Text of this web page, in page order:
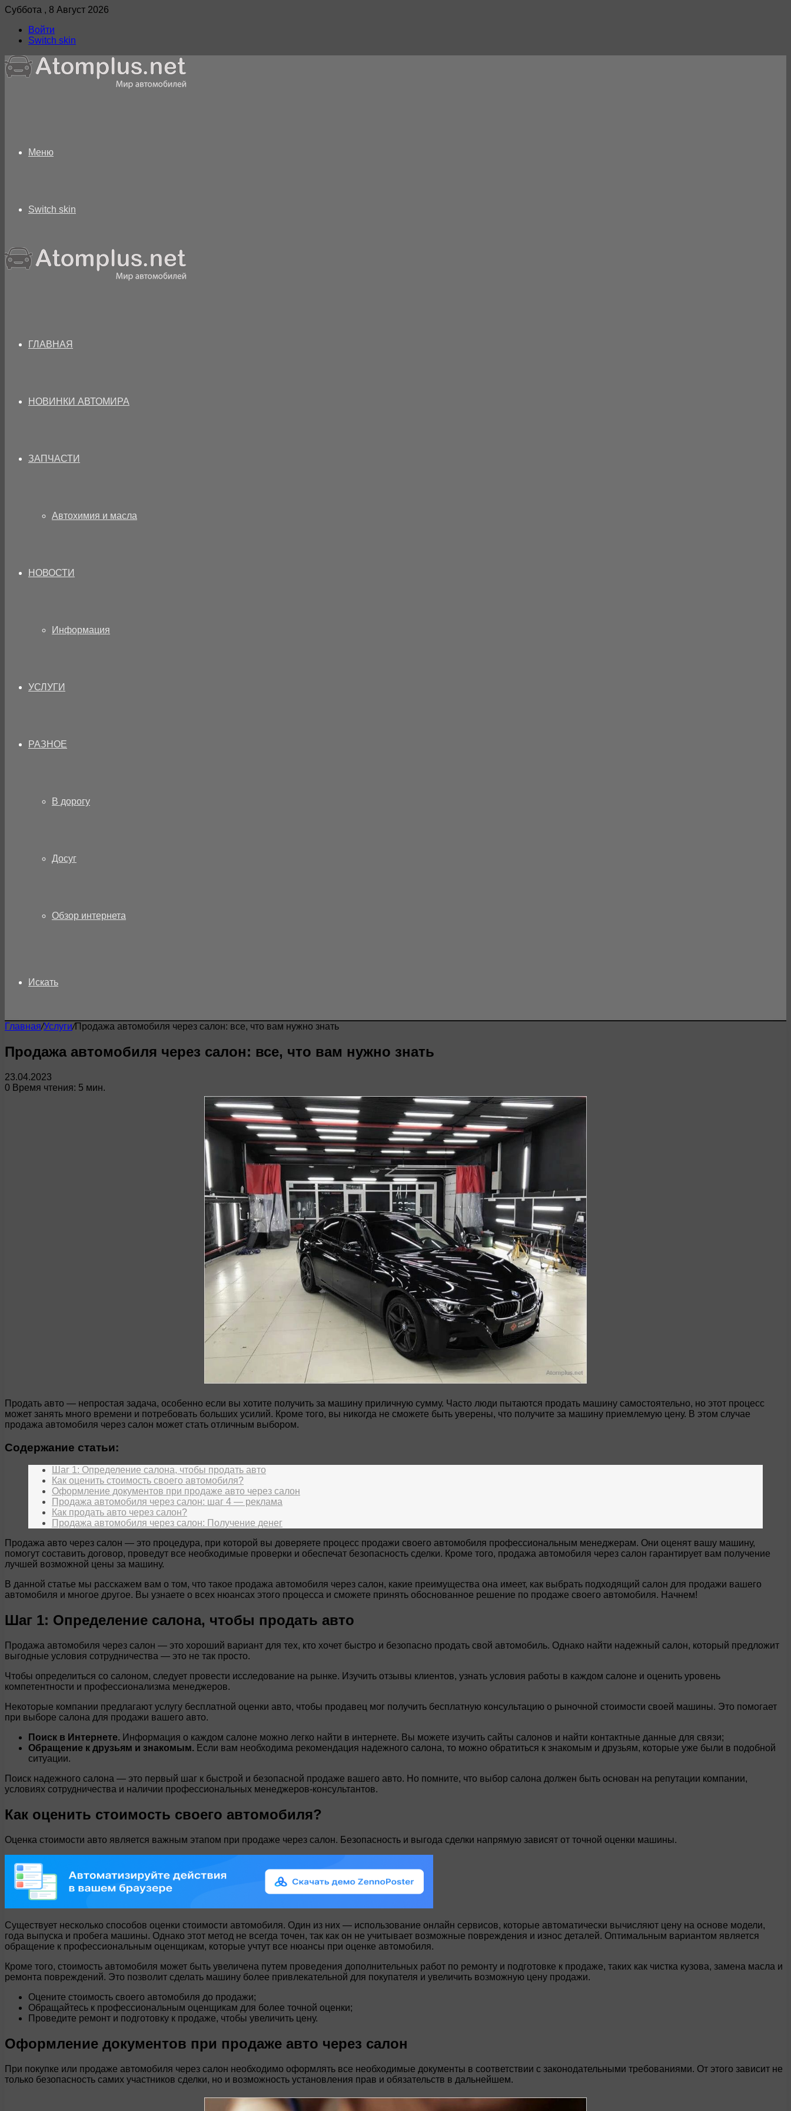
Суббота , 8 Август 2026
Войти
Switch skin
Меню
Switch skin
ГЛАВНАЯ
НОВИНКИ АВТОМИРА
ЗАПЧАСТИ
Автохимия и масла
НОВОСТИ
Информация
УСЛУГИ
РАЗНОЕ
В дорогу
Досуг
Обзор интернета
Искать
Главная/Услуги/Продажа автомобиля через салон: все, что вам нужно знать
Продажа автомобиля через салон: все, что вам нужно знать
23.04.2023
0 Время чтения: 5 мин.
Продать авто — непростая задача, особенно если вы хотите получить за машину приличную сумму. Часто люди пытаются продать машину самостоятельно, но этот процесс
может занять много времени и потребовать больших усилий. Кроме того, вы никогда не сможете быть уверены, что получите за машину приемлемую цену. В этом случае
продажа автомобиля через салон может стать отличным выбором.
Содержание статьи:
Шаг 1: Определение салона, чтобы продать авто
Как оценить стоимость своего автомобиля?
Оформление документов при продаже авто через салон
Продажа автомобиля через салон: шаг 4 — реклама
Как продать авто через салон?
Продажа автомобиля через салон: Получение денег
Продажа авто через салон — это процедура, при которой вы доверяете процесс продажи своего автомобиля профессиональным менеджерам. Они оценят вашу машину,
помогут составить договор, проведут все необходимые проверки и обеспечат безопасность сделки. Кроме того, продажа автомобиля через салон гарантирует вам получение
лучшей возможной цены за машину.
В данной статье мы расскажем вам о том, что такое продажа автомобиля через салон, какие преимущества она имеет, как выбрать подходящий салон для продажи вашего
автомобиля и многое другое. Вы узнаете о всех нюансах этого процесса и сможете принять обоснованное решение по продаже своего автомобиля. Начнем!
Шаг 1: Определение салона, чтобы продать авто
Продажа автомобиля через салон — это хороший вариант для тех, кто хочет быстро и безопасно продать свой автомобиль. Однако найти надежный салон, который предложит
выгодные условия сотрудничества — это не так просто.
Чтобы определиться со салоном, следует провести исследование на рынке. Изучить отзывы клиентов, узнать условия работы в каждом салоне и оценить уровень
компетентности и профессионализма менеджеров.
Некоторые компании предлагают услугу бесплатной оценки авто, чтобы продавец мог получить бесплатную консультацию о рыночной стоимости своей машины. Это помогает
при выборе салона для продажи вашего авто.
Поиск в Интернете. Информация о каждом салоне можно легко найти в интернете. Вы можете изучить сайты салонов и найти контактные данные для связи;
Обращение к друзьям и знакомым. Если вам необходима рекомендация надежного салона, то можно обратиться к знакомым и друзьям, которые уже были в подобной
ситуации.
Поиск надежного салона — это первый шаг к быстрой и безопасной продаже вашего авто. Но помните, что выбор салона должен быть основан на репутации компании,
условиях сотрудничества и наличии профессиональных менеджеров-консультантов.
Как оценить стоимость своего автомобиля?
Оценка стоимости авто является важным этапом при продаже через салон. Безопасность и выгода сделки напрямую зависят от точной оценки машины.
Существует несколько способов оценки стоимости автомобиля. Один из них — использование онлайн сервисов, которые автоматически вычисляют цену на основе модели,
года выпуска и пробега машины. Однако этот метод не всегда точен, так как он не учитывает возможные повреждения и износ деталей. Оптимальным вариантом является
обращение к профессиональным оценщикам, которые учтут все нюансы при оценке автомобиля.
Кроме того, стоимость автомобиля может быть увеличена путем проведения дополнительных работ по ремонту и подготовке к продаже, таких как чистка кузова, замена масла и
ремонта повреждений. Это позволит сделать машину более привлекательной для покупателя и увеличить возможную цену продажи.
Оцените стоимость своего автомобиля до продажи;
Обращайтесь к профессиональным оценщикам для более точной оценки;
Проведите ремонт и подготовку к продаже, чтобы увеличить цену.
Оформление документов при продаже авто через салон
При покупке или продаже автомобиля через салон необходимо оформлять все необходимые документы в соответствии с законодательными требованиями. От этого зависит не
только безопасность самих участников сделки, но и возможность установления прав и обязательств в дальнейшем.